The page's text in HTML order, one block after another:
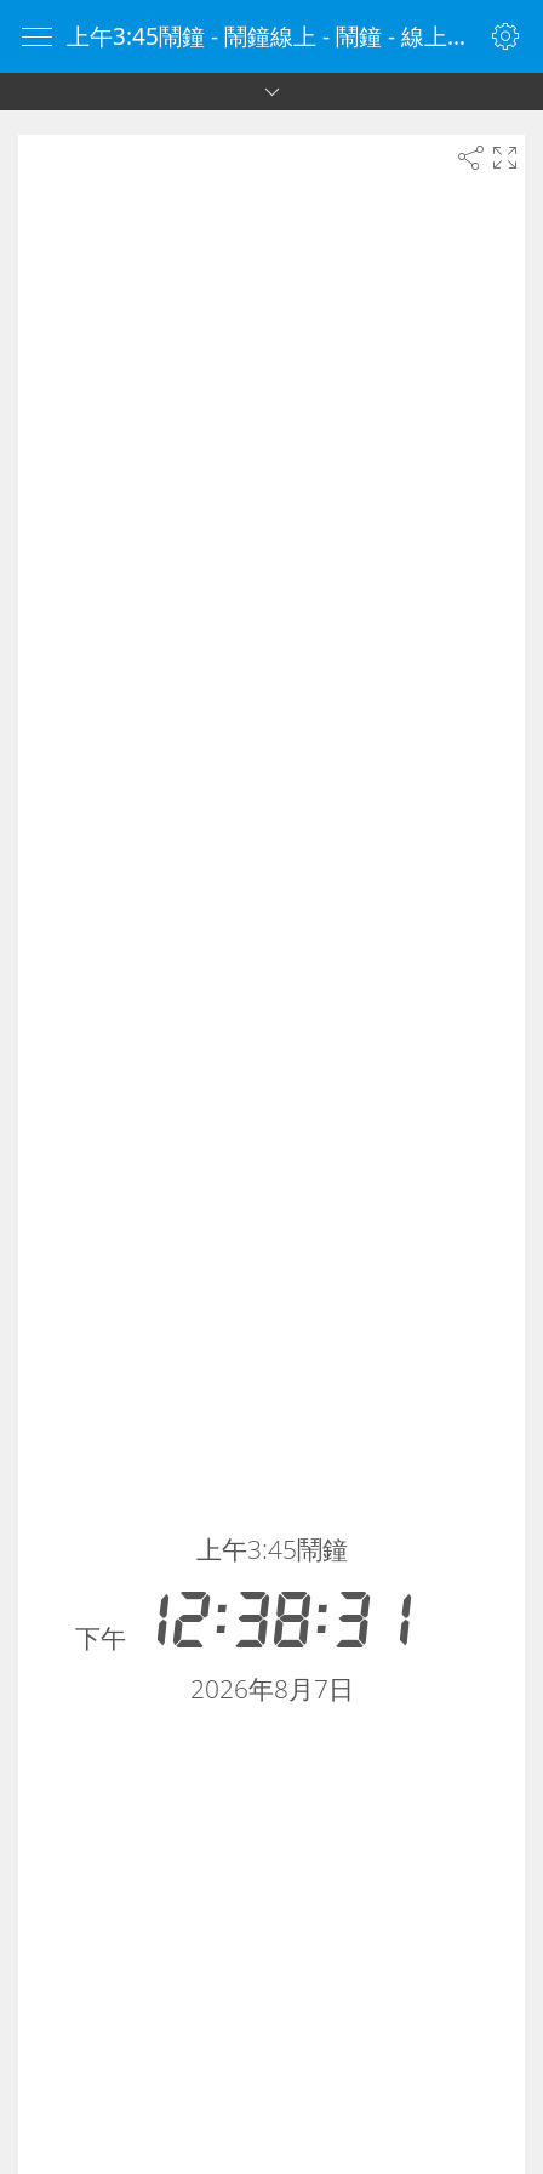
上午3:45鬧鐘 - 鬧鐘線上 - 鬧鐘 - 線上鬧鐘 - 在線鬧鐘 - 鬧鐘在線 - naozhong.tw
下午 12:38:31
上午3:45鬧鐘
2026年8月7日